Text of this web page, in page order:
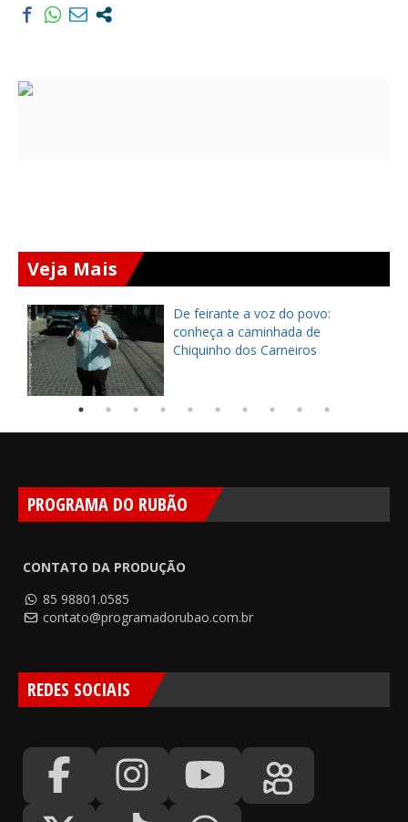
Veja Mais
De feirante a voz do povo:
conheça a caminhada de
Chiquinho dos Carneiros
PROGRAMA DO RUBÃO
CONTATO DA PRODUÇÃO
85 98801.0585
contato@programadorubao.com.br
REDES SOCIAIS